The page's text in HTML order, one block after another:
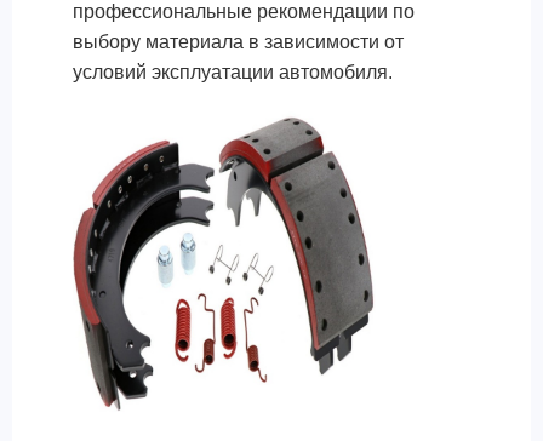
профессиональные рекомендации по
выбору материала в зависимости от
условий эксплуатации автомобиля.